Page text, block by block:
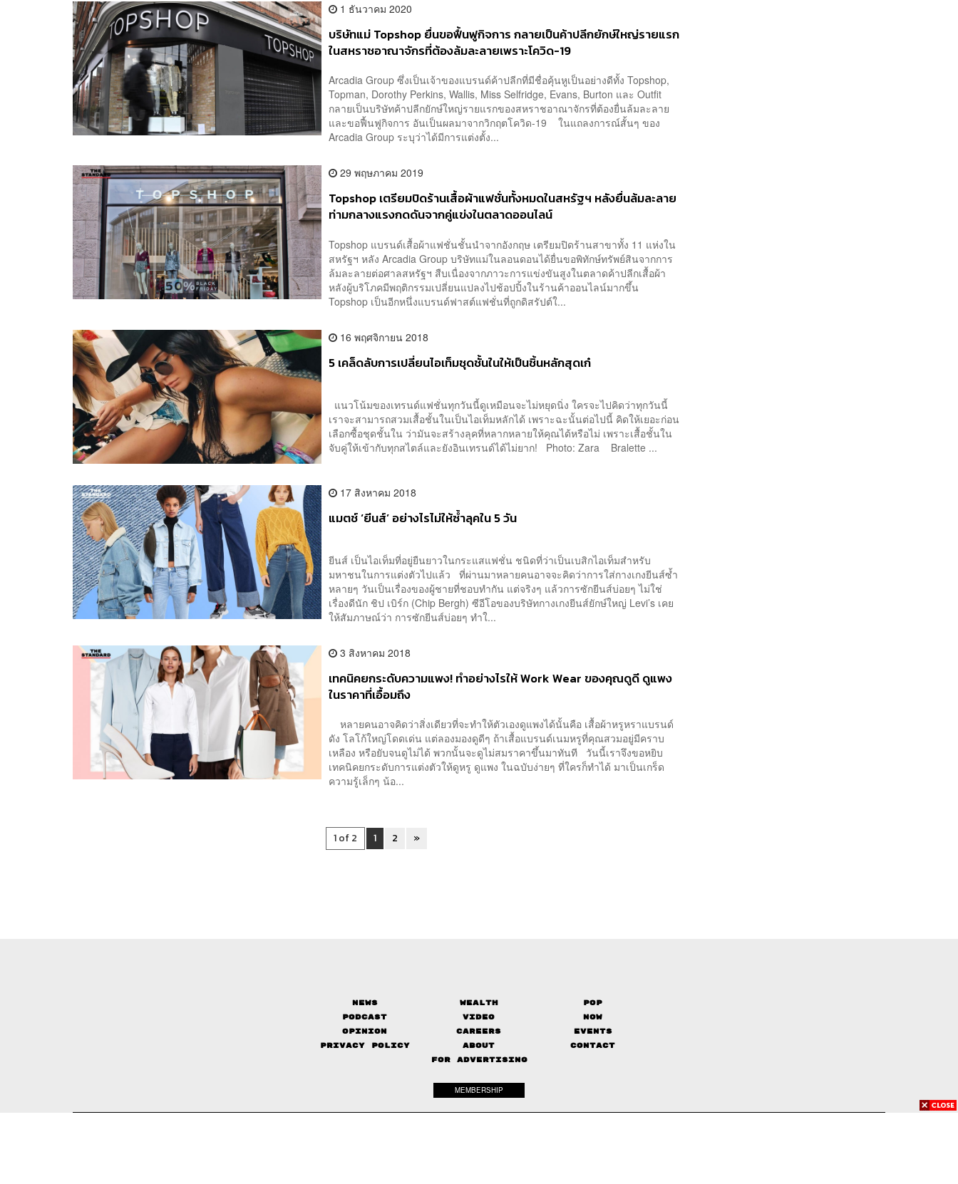
1 ธันวาคม 2020
บริษัทแม่ Topshop ยื่นขอฟื้นฟูกิจการ กลายเป็นค้าปลีกยักษ์ใหญ่รายแรก
ในสหราชอาณาจักรที่ต้องล้มละลายเพราะโควิด-19
Arcadia Group ซึ่งเป็นเจ้าของแบรนด์ค้าปลีกที่มีชื่อคุ้นหูเป็นอย่างดีทั้ง Topshop,
Topman, Dorothy Perkins, Wallis, Miss Selfridge, Evans, Burton และ Outfit
กลายเป็นบริษัทค้าปลีกยักษ์ใหญ่รายแรกของสหราชอาณาจักรที่ต้องยื่นล้มละลาย
และขอฟื้นฟูกิจการ อันเป็นผลมาจากวิกฤตโควิด-19 ในแถลงการณ์สั้นๆ ของ
Arcadia Group ระบุว่าได้มีการแต่งตั้ง...
29 พฤษภาคม 2019
Topshop เตรียมปิดร้านเสื้อผ้าแฟชั่นทั้งหมดในสหรัฐฯ หลังยื่นล้มละลาย
ท่ามกลางแรงกดดันจากคู่แข่งในตลาดออนไลน์
Topshop แบรนด์เสื้อผ้าแฟชั่นชั้นนำจากอังกฤษ เตรียมปิดร้านสาขาทั้ง 11 แห่งใน
สหรัฐฯ หลัง Arcadia Group บริษัทแม่ในลอนดอนได้ยื่นขอพิทักษ์ทรัพย์สินจากการ
ล้มละลายต่อศาลสหรัฐฯ สืบเนื่องจากภาวะการแข่งขันสูงในตลาดค้าปลีกเสื้อผ้า
หลังผู้บริโภคมีพฤติกรรมเปลี่ยนแปลงไปช้อปปิ้งในร้านค้าออนไลน์มากขึ้น
Topshop เป็นอีกหนึ่งแบรนด์ฟาสต์แฟชั่นที่ถูกดิสรัปต์ใ...
16 พฤศจิกายน 2018
5 เคล็ดลับการเปลี่ยนไอเท็มชุดชั้นในให้เป็นชิ้นหลักสุดเก๋
แนวโน้มของเทรนด์แฟชั่นทุกวันนี้ดูเหมือนจะไม่หยุดนิ่ง ใครจะไปคิดว่าทุกวันนี้
เราจะสามารถสวมเสื้อชั้นในเป็นไอเท็มหลักได้ เพราะฉะนั้นต่อไปนี้ คิดให้เยอะก่อน
เลือกซื้อชุดชั้นใน ว่ามันจะสร้างลุคที่หลากหลายให้คุณได้หรือไม่ เพราะเสื้อชั้นใน
จับคู่ให้เข้ากับทุกสไตล์และยังอินเทรนด์ได้ไม่ยาก! Photo: Zara Bralette ...
17 สิงหาคม 2018
แมตช์ ‘ยีนส์’ อย่างไรไม่ให้ซ้ำลุคใน 5 วัน
ยีนส์ เป็นไอเท็มที่อยู่ยืนยาวในกระแสแฟชั่น ชนิดที่ว่าเป็นเบสิกไอเท็มสำหรับ
มหาชนในการแต่งตัวไปแล้ว ที่ผ่านมาหลายคนอาจจะคิดว่าการใส่กางเกงยีนส์ซ้ำ
หลายๆ วันเป็นเรื่องของผู้ชายที่ชอบทำกัน แต่จริงๆ แล้วการซักยีนส์บ่อยๆ ไม่ใช่
เรื่องดีนัก ชิป เบิร์ก (Chip Bergh) ซีอีโอของบริษัทกางเกงยีนส์ยักษ์ใหญ่ Levi’s เคย
ให้สัมภาษณ์ว่า การซักยีนส์บ่อยๆ ทำใ...
3 สิงหาคม 2018
เทคนิคยกระดับความแพง! ทำอย่างไรให้ Work Wear ของคุณดูดี ดูแพง
ในราคาที่เอื้อมถึง
หลายคนอาจคิดว่าสิ่งเดียวที่จะทำให้ตัวเองดูแพงได้นั้นคือ เสื้อผ้าหรูหราแบรนด์
ดัง โลโก้ใหญ่โดดเด่น แต่ลองมองดูดีๆ ถ้าเสื้อแบรนด์เนมหรูที่คุณสวมอยู่มีคราบ
เหลือง หรือยับจนดูไม่ได้ พวกนั้นจะดูไม่สมราคาขึ้นมาทันที วันนี้เราจึงขอหยิบ
เทคนิคยกระดับการแต่งตัวให้ดูหรู ดูแพง ในฉบับง่ายๆ ที่ใครก็ทำได้ มาเป็นเกร็ด
ความรู้เล็กๆ น้อ...
1 of 2 1 2 »
News Wealth
Pop
Podcast
Video
Now
Opinion
Careers
Events
Privacy Policy
About
Contact
FOR ADVERTISING
MEMBERSHIP